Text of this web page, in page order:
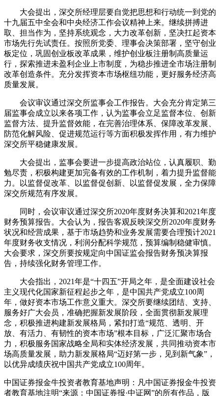
大会提出，深交所经理层要自觉把思想和行动统一到党的
十九届五中全会和中央经济工作会议精神上来。继续拼搏进
取、担当作为，坚持系统观念，大力改革创新，坚决扛起资本
市场先行先试责任。按照所党委、理事会决策部署，坚守创业
板定位，巩固创业板改革成果，维护创业板注册制高质量运
行，探索推进未盈利企业上市制度，为稳步推进全市场注册制
改革创造条件。充分发挥资本市场枢纽功能，更好服务经济高
质量发展。
会议审议通过深交所监事会工作报告。大会充分肯定第三
届监事会成立以来各项工作，认为监事会立足监督本位、创新
监督方法、提升监督效能，在完善治理体系、保障改革发展、
防范化解风险、促进规范运行等方面积极发挥作用，有力维护
深交所平稳健康发展。
大会提出，监事会要进一步提高政治站位，认真履职、勤
勉尽责，积极构建更加完备有效的工作机制，着力提升监督能
力。以监督促改革、以监督促创新、以监督促发展，全力保障
深交所规范有序发展。
同时，会议审议通过深交所2020年度财务决算和2021年度
财务预算报告。大会认为，报告客观反映深交所2020年度财务
状况和经营成果，基于市场趋势和业务发展需要合理预计2021
年度财务收支情况，利润分配科学规范，预算编制稳健审慎。
大会要求，深交所要按规定向中国证监会报告财务预决算报
告，持续强化财务管理工作。
大会指出，2021年是“十四五”开局之年，是全面建设社会
主义现代化国家新征程起步之年，是中国共产党成立100周
年，做好资本市场工作意义重大。深交所要继续团结、支持、
服务好广大会员，准确把握新发展阶段，全面贯彻新发展理
念，积极推进构建新发展格局，紧扣打造“规范、透明、开
放、有活力、有韧性的资本市场”根本目标，广泛汇聚市场合
力，积极服务国家战略全局和实体经济发展，共同推动资本市
场高质量发展，助力新发展格局“迈好第一步，见到新气象”，
以优异成绩庆祝中国共产党成立100周年。
中国证券报金牛投资者教育基地声明：凡中国证券报金牛投资
者教育基地注明“来源：中国证券报·中证网”的所有作品，版